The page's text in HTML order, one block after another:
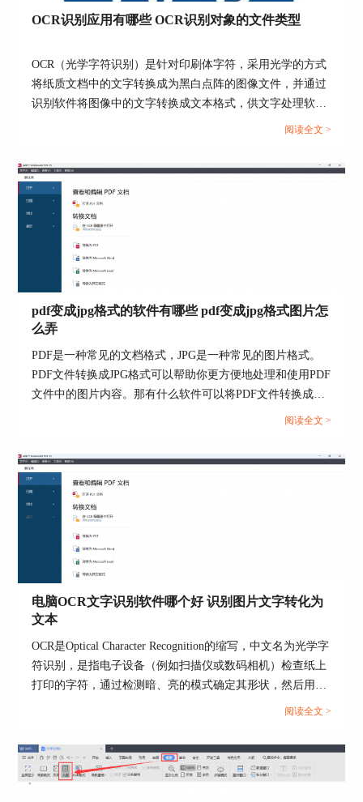
图4：复制文字
格式，如果有Kindle阅读器的话，还可以转换为电
子书发送到Kindle。
二、电脑快速识别图片文字的软件推荐
ABBYYFineReader15的OCR技术智能水平
高，能识别大量的语言，包括英文、简体中文、繁
识别，同时配备图像编辑器，可对缺陷图像进行修
OCR识别应用有哪些 OCR识别对象的文件类型
OCR（光学字符识别）是针对印刷体字符，采用光学的方式
将纸质文档中的文字转换成为黑白点阵的图像文件，并通过
识别软件将图像中的文字转换成文本格式，供文字处理软件
进一步编辑加工的技术。那OCR识别的应用有哪些呢？下面
阅读全文 >
pdf变成jpg格式的软件有哪些 pdf变成jpg格式图片怎
么弄
PDF是一种常见的文档格式，JPG是一种常见的图片格式。
PDF文件转换成JPG格式可以帮助你更方便地处理和使用PDF
文件中的图片内容。那有什么软件可以将PDF文件转换成
JPG格式呢？下面一起来了解pdf变成jpg格式的软件有哪些，
阅读全文 >
电脑OCR文字识别软件哪个好 识别图片文字转化为
文本
OCR是Optical Character Recognition的缩写，中文名为光学字
符识别，是指电子设备（例如扫描仪或数码相机）检查纸上
打印的字符，通过检测暗、亮的模式确定其形状，然后用字
符识别方法将形状翻译成计算机文字的过程。随着技术的不
成为了一种非常常见的技术。下面一起来了解电脑ocr文字识
别软件哪个好，识别图片文字转化为文本的相关内容。...
阅读全文 >